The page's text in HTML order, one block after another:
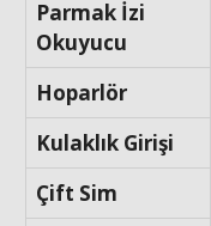
Parmak İzi
Okuyucu
Hoparlör
Kulaklık Girişi
Çift Sim